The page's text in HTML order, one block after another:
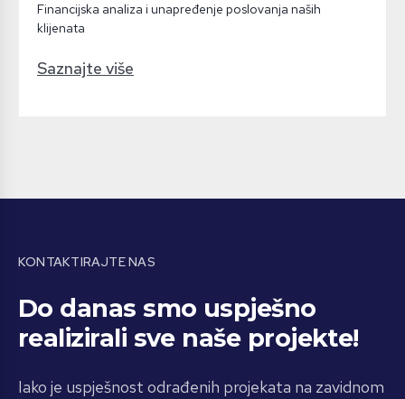
Financijska analiza i unapređenje poslovanja naših
klijenata
Saznajte više
KONTAKTIRAJTE NAS
Do danas smo uspješno
realizirali sve naše projekte!
Iako je uspješnost odrađenih projekata na zavidnom